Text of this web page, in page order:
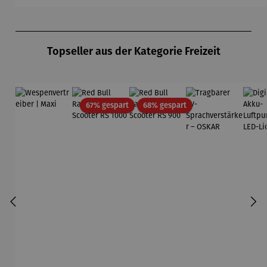
Topseller aus der Kategorie Freizeit
67% gespartRabatt68% gespartRabatt